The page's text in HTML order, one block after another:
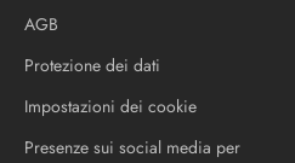
AGB
Protezione dei dati
Impostazioni dei cookie
Presenze sui social media per